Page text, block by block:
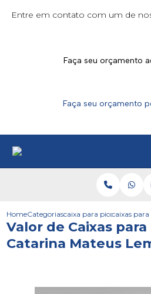
Entre em contato com um de
Faça seu orçamento
Faça seu orçamento
HomeCategoriascaixa para picolescaixas
Valor de Caixas
Catarina Mateus